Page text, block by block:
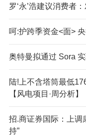
罗‘永’浩建议消费者
呵:护跨季资金<面>
奥特曼拟通过 Sora
陆!上不含塔筒最低
【风电项目·周分析】
招.商证券国际：上调
持”